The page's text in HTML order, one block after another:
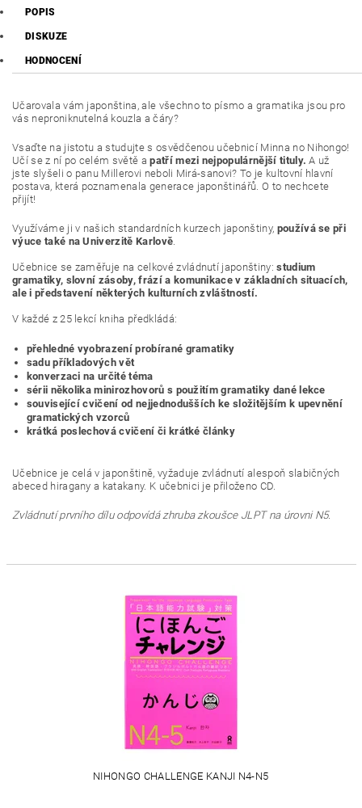
POPIS
DISKUZE
HODNOCENÍ
Učarovala vám japonština, ale všechno to písmo a gramatika jsou pro
vás neproniknutelná kouzla a čáry?
Vsaďte na jistotu a studujte s osvědčenou učebnicí Minna no Nihongo!
Učí se z ní po celém světě apatří mezi nejpopulárnější tituly. A už
jste slyšeli o panu Millerovi neboli Mirá-sanovi? To je kultovní hlavní
postava, která poznamenala generace japonštinářů. O to nechcete
přijít!
Využíváme ji v našich standardních kurzech japonštiny, používá se při
výuce také na Univerzitě Karlově.
Učebnice se zaměřuje na celkové zvládnutí japonštiny:studium
gramatiky, slovní zásoby, frází a komunikace v základních situacích,
ale i představení některých kulturních zvláštností.
V každé z 25 lekcí kniha předkládá:
přehledné vyobrazení probírané gramatiky
sadu příkladových vět
konverzaci na určité téma
sérii několika minirozhovorů s použitím gramatiky dané lekce
související cvičení od nejjednodušších ke složitějším k upevnění
gramatických vzorců
krátká poslechová cvičení či krátké články
Učebnice je celá v japonštině, vyžaduje zvládnutí alespoň slabičných
abeced hiragany a katakany. K učebnici je přiloženo CD.
Zvládnutí prvního dílu odpovídá zhruba zkoušce JLPT na úrovni N5.
NIHONGO CHALLENGE KANJI N4-N5